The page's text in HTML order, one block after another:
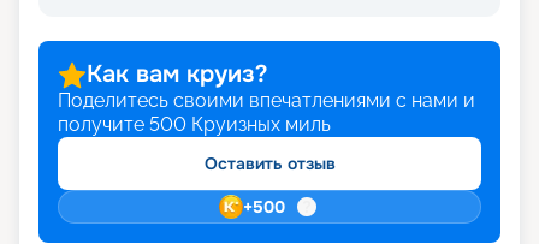
Как вам круиз?
Поделитесь своими впечатлениями с нами и
получите 500 Круизных миль
Оставить отзыв
+500